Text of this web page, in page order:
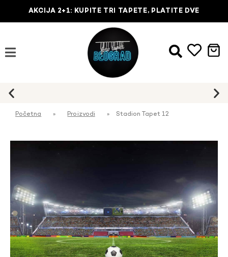
AKCIJA 2+1: KUPITE TRI TAPETE, PLATITE DVE
Početna » Proizvodi » Stadion Tapet 12